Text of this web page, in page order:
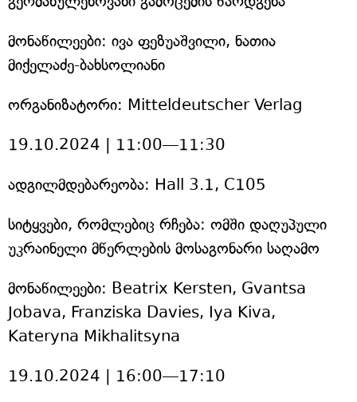
მონაწილეები: ივა ფეზუაშვილი, ნათია
მიქელაძე-ბახსოლიანი
ორგანიზატორი: Mitteldeutscher Verlag
19.10.2024 | 11:00—11:30
ადგილმდებარეობა: Hall 3.1, C105
სიტყვები, რომლებიც რჩება: ომში დაღუპული
უკრაინელი მწერლების მოსაგონარი საღამო
მონაწილეები: Beatrix Kersten, Gvantsa
Jobava, Franziska Davies, Iya Kiva,
Kateryna Mikhalitsyna
19.10.2024 | 16:00—17:10